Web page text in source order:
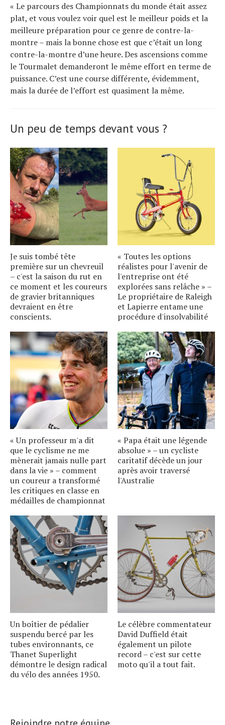
« Le parcours des Championnats du monde était assez
plat, et vous voulez voir quel est le meilleur poids et la
meilleure préparation pour ce genre de contre-la-
montre – mais la bonne chose est que c’était un long
contre-la-montre d’une heure. Des ascensions comme
le Tourmalet demanderont le même effort en terme de
puissance. C’est une course différente, évidemment,
mais la durée de l’effort est quasiment la même.
Un peu de temps devant vous ?
Je suis tombé tête
première sur un chevreuil
– c'est la saison du rut en
ce moment et les coureurs
de gravier britanniques
devraient en être
conscients.
« Toutes les options
réalistes pour l'avenir de
l'entreprise ont été
explorées sans relâche » –
Le propriétaire de Raleigh
et Lapierre entame une
procédure d'insolvabilité
« Un professeur m'a dit
que le cyclisme ne me
mènerait jamais nulle part
dans la vie » – comment
un coureur a transformé
les critiques en classe en
médailles de championnat
« Papa était une légende
absolue » – un cycliste
caritatif décède un jour
après avoir traversé
l'Australie
Un boîtier de pédalier
suspendu bercé par les
tubes environnants, ce
Thanet Superlight
démontre le design radical
du vélo des années 1950.
Le célèbre commentateur
David Duffield était
également un pilote
record – c'est sur cette
moto qu'il a tout fait.